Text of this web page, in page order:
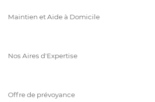
Maintien et Aide à Domicile
Nos Aires d'Expertise
Offre de prévoyance